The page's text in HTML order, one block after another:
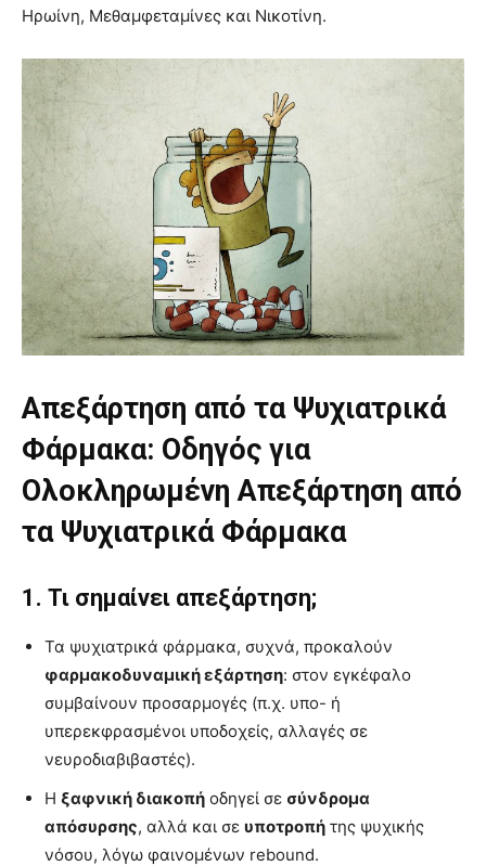
Ηρωίνη, Μεθαμφεταμίνες και Νικοτίνη.
Απεξάρτηση από τα Ψυχιατρικά
Φάρμακα: Οδηγός για
Ολοκληρωμένη Απεξάρτηση από
τα Ψυχιατρικά Φάρμακα
1. Τι σημαίνει απεξάρτηση;
Τα ψυχιατρικά φάρμακα, συχνά, προκαλούν
φαρμακοδυναμική εξάρτηση: στον εγκέφαλο
συμβαίνουν προσαρμογές (π.χ. υπο- ή
υπερεκφρασμένοι υποδοχείς, αλλαγές σε
νευροδιαβιβαστές).
Η ξαφνική διακοπή οδηγεί σε σύνδρομα
απόσυρσης, αλλά και σε υποτροπή της ψυχικής
νόσου, λόγω φαινομένων rebound.